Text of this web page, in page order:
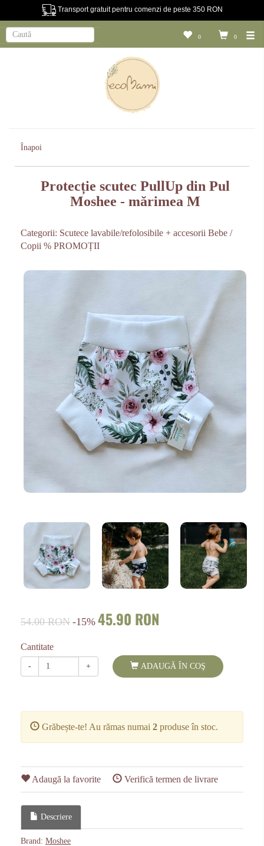
Transport gratuit pentru comenzi de peste 350 RON
0
0
Înapoi
Protecție scutec PullUp din Pul
Moshee - mărimea M
Categorii: Scutece lavabile/refolosibile + accesorii Bebe /
Copii % PROMOȚII
54.00 RON -15% 45.90 RON
Cantitate
- + ADAUGĂ ÎN COŞ
Grăbește-te! Au rămas numai 2 produse în stoc.
Adaugă la favorite Verifică termen de livrare
Descriere
Brand: Moshee